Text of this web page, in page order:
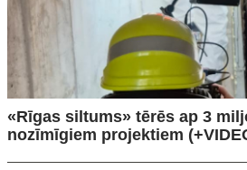
«Rīgas siltums» tērēs ap 3
nozīmīgiem projektiem